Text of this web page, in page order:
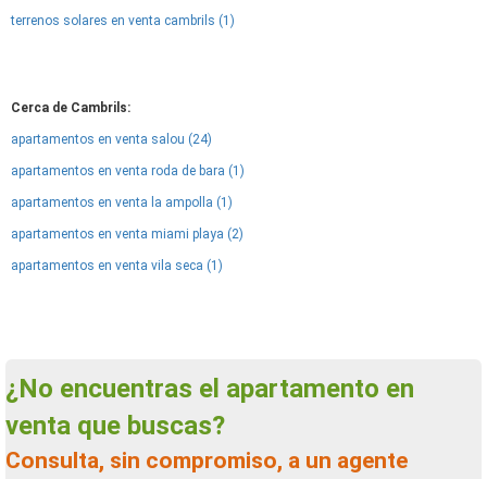
terrenos solares en venta cambrils (1)
Cerca de Cambrils:
apartamentos en venta salou (24)
apartamentos en venta roda de bara (1)
apartamentos en venta la ampolla (1)
apartamentos en venta miami playa (2)
apartamentos en venta vila seca (1)
¿No encuentras el apartamento en
venta que buscas?
Consulta, sin compromiso, a un agente